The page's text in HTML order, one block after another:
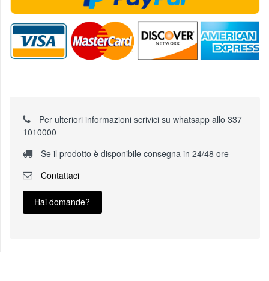
Per ulteriori informazioni scrivici su whatsapp allo 337
1010000
Se il prodotto è disponibile consegna in 24/48 ore
Contattaci
Hai domande?